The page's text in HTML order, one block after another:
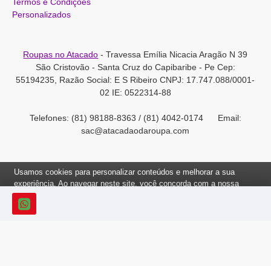
Personalizados
Roupas no Atacado - Travessa Emília Nicacia Aragão N 39
São Cristovão - Santa Cruz do Capibaribe - Pe Cep:
55194235, Razão Social: E S Ribeiro CNPJ: 17.747.088/0001-
02 IE: 0522314-88
Telefones: (81) 98188-8363 / (81) 4042-0174 Email:
sac@atacadaodaroupa.com
Roupas no Atacado 2012-2022, Todos os direitos reservados.
Usamos cookies para personalizar conteúdos e melhorar a sua
experiência. Ao navegar neste site, você concorda com a nossa
Política de Cookies.